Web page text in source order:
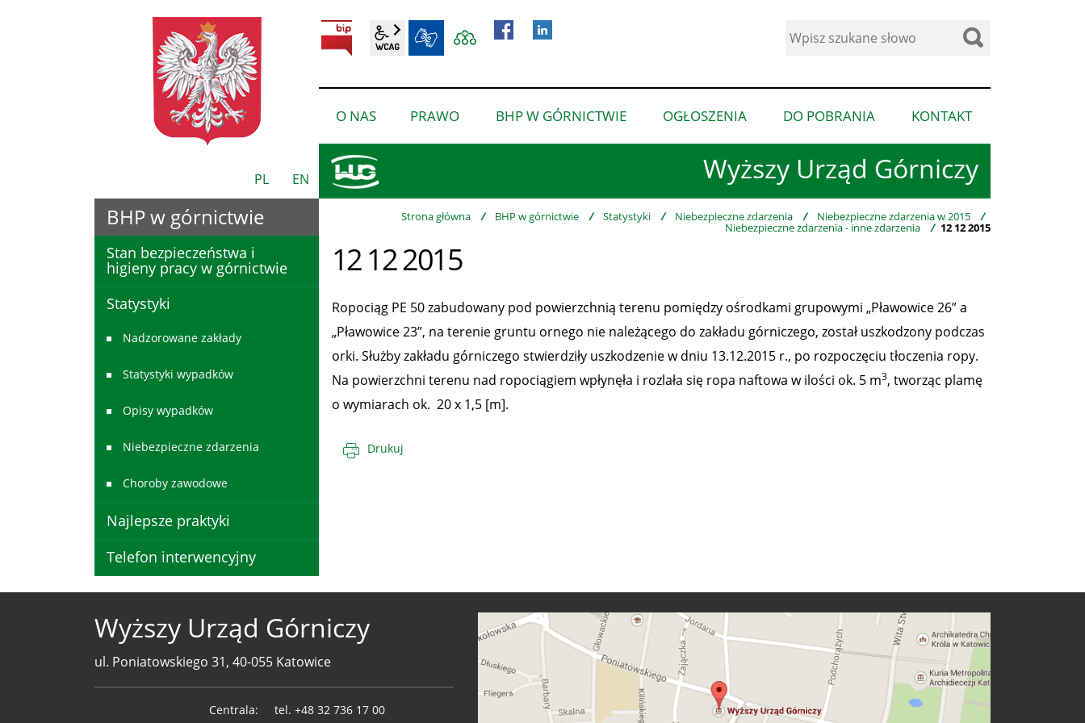
PL EN Wyższy Urząd Górniczy
BIP wcag2.1
Wyszukaj
O NAS
pokaż
podmenu
nas”
PRAWO
pokaż
podmenu
BHP W GÓRNICTWIE
pokaż
podmenu
w
OGŁOSZENIA
pokaż
podmenu
dla
“Ogłoszenia”
DO POBRANIA
pokaż
podmenu
dla
pobrania”
KONTAKT
podmenu
Strona główna / BHP w górnictwie / Statystyki / Niebezpieczne zdarzenia / Niebezpieczne zdarzenia w 2015 /
Niebezpieczne zdarzenia - inne zdarzenia / 12 12 2015
12 12 2015
Ropociąg PE 50 zabudowany pod powierzchnią terenu pomiędzy ośrodkami grupowymi „Pławowice 26” a
„Pławowice 23”, na terenie gruntu ornego nie należącego do zakładu górniczego, został uszkodzony podczas
orki. Służby zakładu górniczego stwierdziły uszkodzenie w dniu 13.12.2015 r., po rozpoczęciu tłoczenia ropy.
Na powierzchni terenu nad ropociągiem wpłynęła i rozlała się ropa naftowa w ilości ok. 5 m3, tworząc plamę
o wymiarach ok. 20 x 1,5 [m].
Drukuj
BHP w górnictwie
Stan bezpieczeństwa i
higieny pracy w górnictwie
Statystyki
Nadzorowane zakłady
Statystyki wypadków
Opisy wypadków
Niebezpieczne zdarzenia
Choroby zawodowe
Najlepsze praktyki
Telefon interwencyjny
Wyższy Urząd Górniczy
ul. Poniatowskiego 31, 40-055 Katowice
Centrala: tel. +48 32 736 17 00